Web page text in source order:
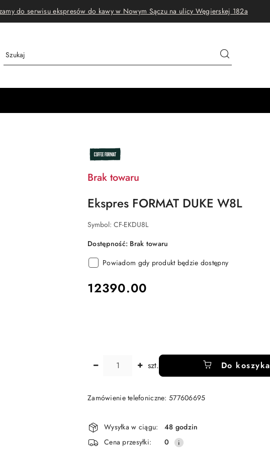
do serwisu ekspresów do kawy w Nowym Sączu na ulicy Węgierskej 182a
NAZWA
PRODUCENTA:
COFFEE
FORMAT
Brak towaru
Ekspres FORMAT DUKE W8L
Symbol: CF-EKDU8L
Dostępność: Brak towaru
Powiadom gdy produkt będzie dostępny
cena:
12390.00
szt. Do koszyka
Zamówienie telefoniczne: 577606695
Dostępność
i
Wysyłka w ciągu:
48 godzin
Cena przesyłki:
0